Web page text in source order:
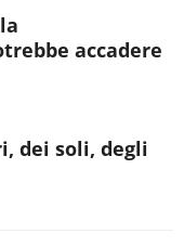
accadere
dei soli, degli